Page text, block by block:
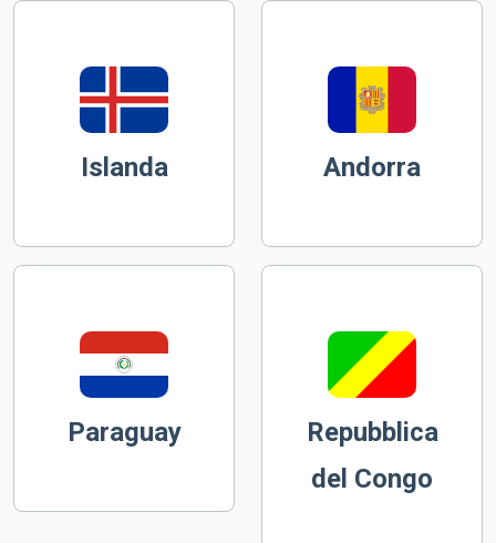
Islanda Andorra
Paraguay
Repubblica
del Congo